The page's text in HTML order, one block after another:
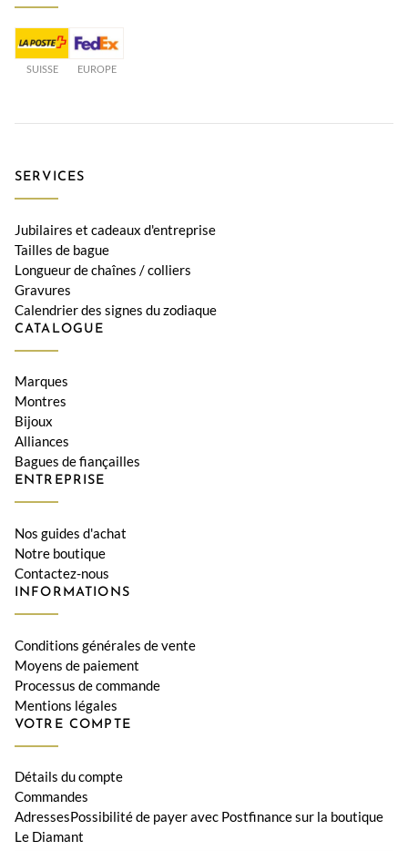
SUISSE EUROPE
SERVICES
Jubilaires et cadeaux d'entreprise
Tailles de bague
Longueur de chaînes / colliers
Gravures
Calendrier des signes du zodiaque
CATALOGUE
Marques
Montres
Bijoux
Alliances
Bagues de fiançailles
ENTREPRISE
Nos guides d'achat
Notre boutique
Contactez-nous
INFORMATIONS
Conditions générales de vente
Moyens de paiement
Processus de commande
Mentions légales
VOTRE COMPTE
Détails du compte
Commandes
AdressesPossibilité de payer avec Postfinance sur la boutique
Le Diamant